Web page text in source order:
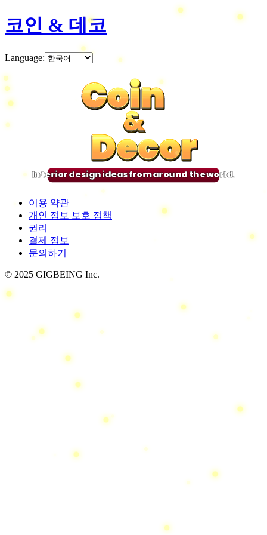
코인 & 데코
Language:
Coin
&
Decor
Coin
&
Decor
Coin
&
Decor
Coin
&
Decor
Interior design ideas from around the world.
이용 약관
개인 정보 보호 정책
권리
결제 정보
문의하기
© 2025 GIGBEING Inc.